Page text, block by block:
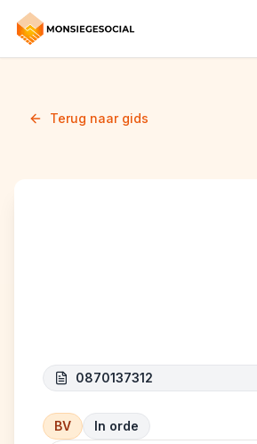
Terug naar gids
0870137312
BV
In orde